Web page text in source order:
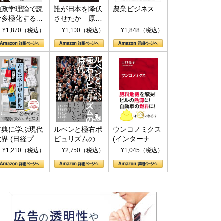
政学理論で読
多極化する世
トランプと
¥1,870（税込）
誰が日本を降伏
させたか 原爆
投下、ソ連参
(PHP新書)
¥1,100（税込）
農業ビジネス
¥1,848（税込）
典に学ぶ現代
界 (日経プレ
アシリーズ)
¥1,210（税込）
ルペンと極右ポ
ピュリズムの時
代：〈ヤヌス〉
¥2,750（税込）
ウンコノミクス
(インターナシ
ョナル新書)
¥1,045（税込）